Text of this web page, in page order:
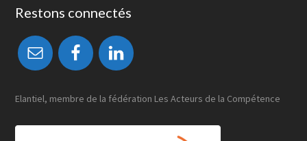
Restons connectés
Elantiel, membre de la fédération Les Acteurs de la Compétence